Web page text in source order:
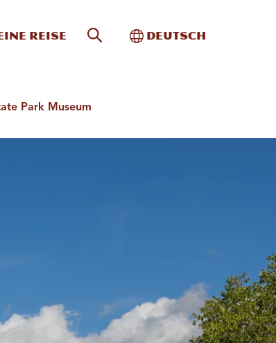
Reise Website-Suche
Toggle International
Deutsch
Park Museum